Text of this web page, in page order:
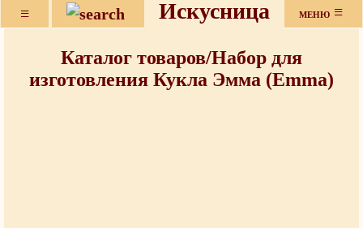
≡ Искусница МЕНЮ ≡
Каталог товаров/Набор для
изготовления Кукла Эмма (Emma)